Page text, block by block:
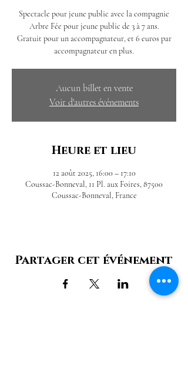
Spectacle pour jeune public avec la compagnie
Arbre Fée pour jeune public de 3 à 7 ans.
Gratuit pour un accompagnateur, et 6 euros par
accompagnateur en plus.
Aucun billet en vente
Voir d'autres événements
Heure et lieu
12 août 2025, 16:00 – 17:10
Coussac-Bonneval, 11 Pl. aux Foires, 87500
Coussac-Bonneval, France
Partager cet événement